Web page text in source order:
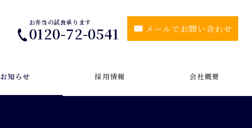
お知らせ 採用情報 会社概要
お弁当の試食承ります
0120-72-0541 メールでお問い合わせ